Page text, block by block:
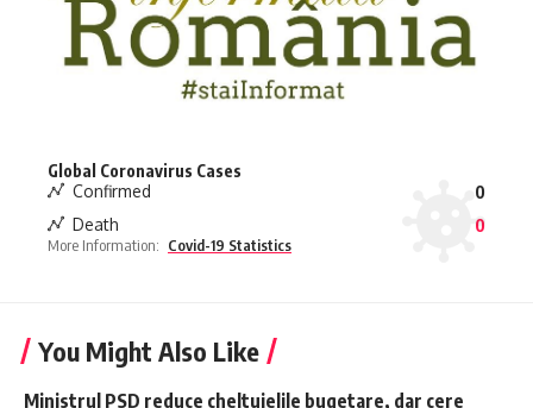
Global Coronavirus Cases
Confirmed
0
Death
0
More Information: Covid-19 Statistics
You Might Also Like
Ministrul PSD reduce cheltuielile bugetare, dar cere